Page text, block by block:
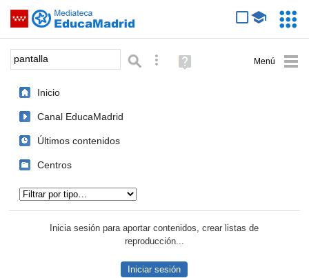
Saltar navegación
Palabra o frase: Búsqueda avanzada
Ayuda
(en
Inicio
Canal EducaMadrid
Últimos contenidos
Centros
Inicia sesión para aportar contenidos, crear listas de
reproducción...
Iniciar sesión